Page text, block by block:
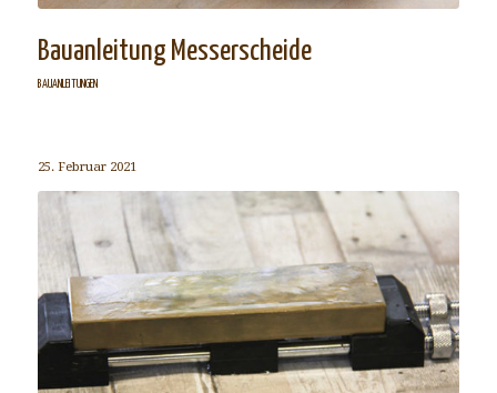
Bauanleitung Messerscheide
BAUANLEITUNGEN
25. Februar 2021